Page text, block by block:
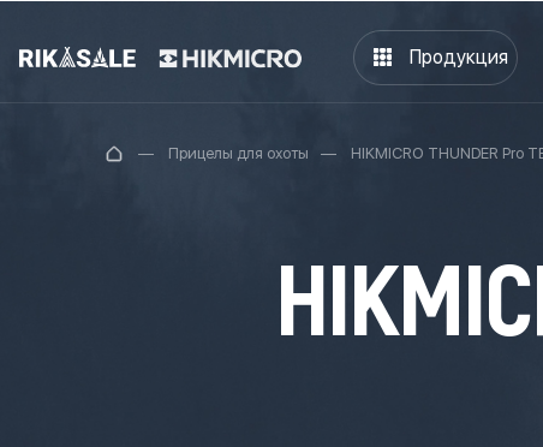
Продукция
Прицелы для охоты HIKMICRO THUNDER Pro